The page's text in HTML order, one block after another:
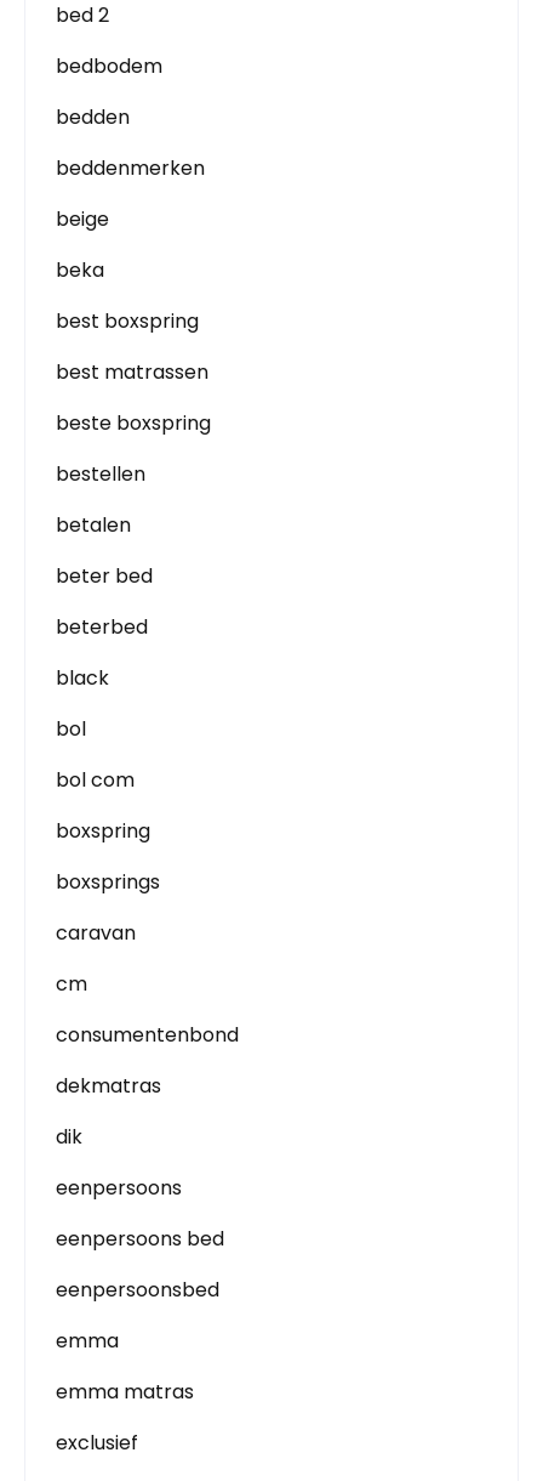
bed 2
bedbodem
bedden
beddenmerken
beige
beka
best boxspring
best matrassen
beste boxspring
bestellen
betalen
beter bed
beterbed
black
bol
bol com
boxspring
boxsprings
caravan
cm
consumentenbond
dekmatras
dik
eenpersoons
eenpersoons bed
eenpersoonsbed
emma
emma matras
exclusief